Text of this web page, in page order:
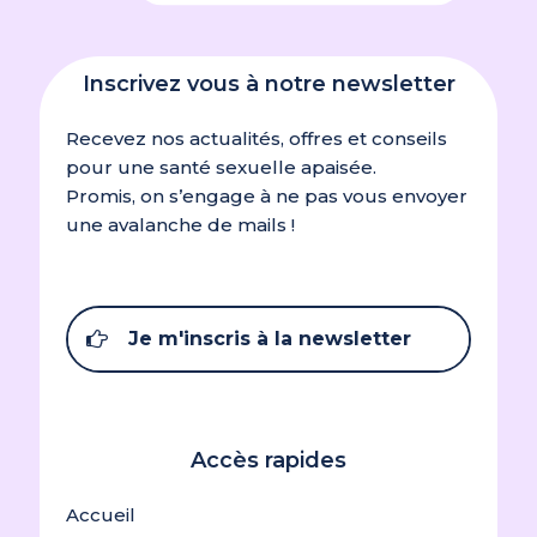
compresse de froid dans son étui en tissu prévu
à cet effet.
4 – Clipsez l’étui autour de votre culotte de la
même façon qu’une protection hygiénique : les
rabats à pression seront donc à l’extérieur de la
culotte et le côté à motif au contact de votre
dans son étui est au contact de votre périnée,
le reste du corps doit être bien au chaud.
diffusion du froid varie d’une personne à
Inscrivez vous à notre newsletter
Recevez nos actualités, offres et conseils
pour une santé sexuelle apaisée.
Promis, on s’engage à ne pas vous envoyer
une avalanche de mails !
Je m'inscris à la newsletter
Accès rapides
Accueil